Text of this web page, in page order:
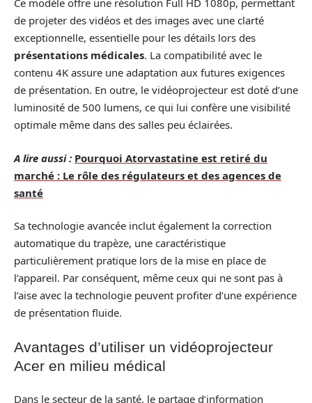
Ce modèle offre une résolution Full HD 1080p, permettant
de projeter des vidéos et des images avec une clarté
exceptionnelle, essentielle pour les détails lors des
présentations médicales. La compatibilité avec le
contenu 4K assure une adaptation aux futures exigences
de présentation. En outre, le vidéoprojecteur est doté d’une
luminosité de 500 lumens, ce qui lui confère une visibilité
optimale même dans des salles peu éclairées.
A lire aussi : Pourquoi Atorvastatine est retiré du
marché : Le rôle des régulateurs et des agences de
santé
Sa technologie avancée inclut également la correction
automatique du trapèze, une caractéristique
particulièrement pratique lors de la mise en place de
l’appareil. Par conséquent, même ceux qui ne sont pas à
l’aise avec la technologie peuvent profiter d’une expérience
de présentation fluide.
Avantages d’utiliser un vidéoprojecteur
Acer en milieu médical
Dans le secteur de la santé, le partage d’information